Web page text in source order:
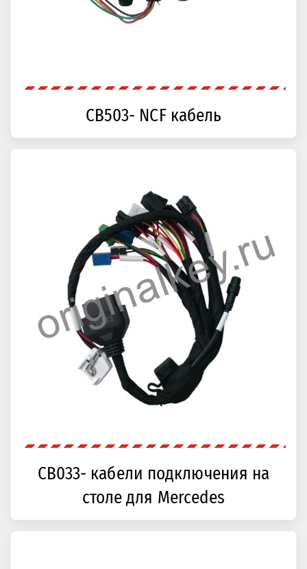
CB503- NCF кабель
CB033- кабели подключения на
столе для Mercedes